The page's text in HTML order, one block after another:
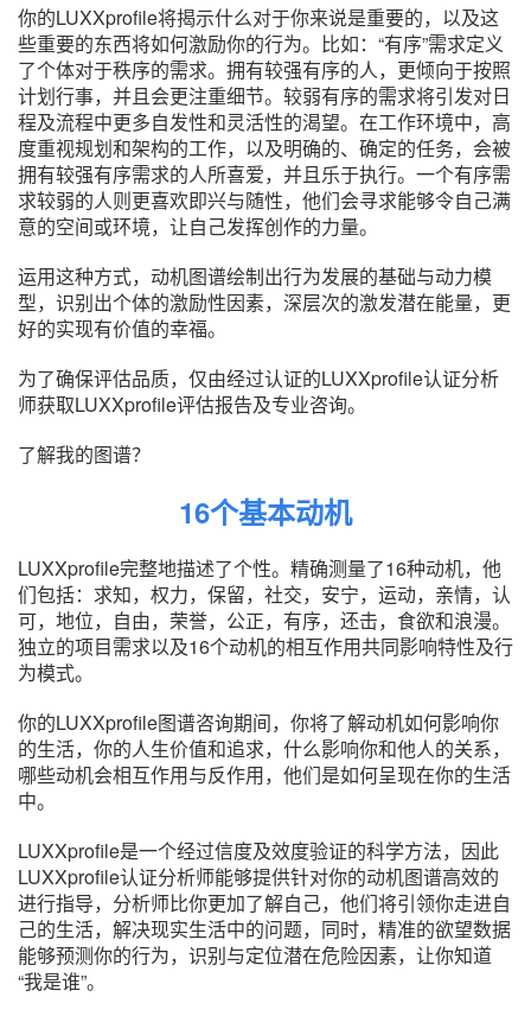
你的LUXXprofile将揭示什么对于你来说是重要的，以及这
些重要的东西将如何激励你的行为。比如：“有序”需求定义
了个体对于秩序的需求。拥有较强有序的人，更倾向于按照
计划行事，并且会更注重细节。较弱有序的需求将引发对日
程及流程中更多自发性和灵活性的渴望。在工作环境中，高
度重视规划和架构的工作，以及明确的、确定的任务，会被
拥有较强有序需求的人所喜爱，并且乐于执行。一个有序需
求较弱的人则更喜欢即兴与随性，他们会寻求能够令自己满
意的空间或环境，让自己发挥创作的力量。
运用这种方式，动机图谱绘制出行为发展的基础与动力模
型，识别出个体的激励性因素，深层次的激发潜在能量，更
好的实现有价值的幸福。
为了确保评估品质，仅由经过认证的LUXXprofile认证分析
师获取LUXXprofile评估报告及专业咨询。
了解我的图谱？
16个基本动机
LUXXprofile完整地描述了个性。精确测量了16种动机，他
们包括：求知，权力，保留，社交，安宁，运动，亲情，认
可，地位，自由，荣誉，公正，有序，还击，食欲和浪漫。
独立的项目需求以及16个动机的相互作用共同影响特性及行
为模式。
你的LUXXprofile图谱咨询期间，你将了解动机如何影响你
的生活，你的人生价值和追求，什么影响你和他人的关系，
哪些动机会相互作用与反作用，他们是如何呈现在你的生活
中。
LUXXprofile是一个经过信度及效度验证的科学方法，因此
LUXXprofile认证分析师能够提供针对你的动机图谱高效的
进行指导，分析师比你更加了解自己，他们将引领你走进自
己的生活，解决现实生活中的问题，同时，精准的欲望数据
能够预测你的行为，识别与定位潜在危险因素，让你知道
“我是谁”。